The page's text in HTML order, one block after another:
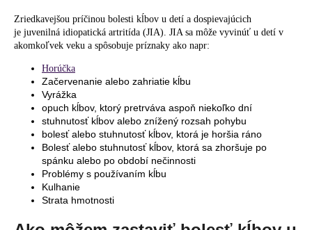
Zriedkavejšou príčinou bolesti kĺbov u detí a dospievajúcich
je juvenilná idiopatická artritída (JIA). JIA sa môže vyvinúť u detí v
akomkoľvek veku a spôsobuje príznaky ako napr:
Horúčka
Začervenanie alebo zahriatie kĺbu
Vyrážka
opuch kĺbov, ktorý pretrváva aspoň niekoľko dní
stuhnutosť kĺbov alebo znížený rozsah pohybu
bolesť alebo stuhnutosť kĺbov, ktorá je horšia ráno
Bolesť alebo stuhnutosť kĺbov, ktorá sa zhoršuje po
spánku alebo po období nečinnosti
Problémy s používaním kĺbu
Kulhanie
Strata hmotnosti